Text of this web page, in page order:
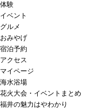
体験
イベント
グルメ
おみやげ
宿泊予約
アクセス
マイページ
海水浴場
花火大会・イベントまとめ
福井の魅力はやわかり